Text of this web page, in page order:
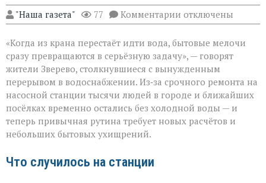
"Наша газета" 77 Комментарии к
записи
воды
ни
туда
ни
сюда:
в
Зверево
и
окрестностях —
отключены
«Когда из крана перестаёт идти вода, бытовые мелочи
сразу превращаются в серьёзную задачу», — говорят
жители Зверево, столкнувшиеся с вынужденным
перерывом в водоснабжении. Из‑за срочного ремонта на
насосной станции тысячи людей в городе и ближайших
посёлках временно остались без холодной воды — и
теперь привычная рутина требует новых расчётов и
небольших бытовых ухищрений.
Что случилось на станции